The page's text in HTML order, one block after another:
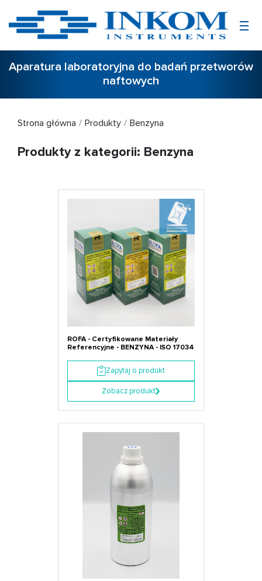
Aparatura laboratoryjna do badań przetworów
naftowych
Strona główna Produkty Benzyna
Produkty z kategorii: Benzyna
ROFA - Certyfikowane Materiały
Referencyjne - BENZYNA - ISO 17034
Zapytaj o produkt
Zobacz produkt